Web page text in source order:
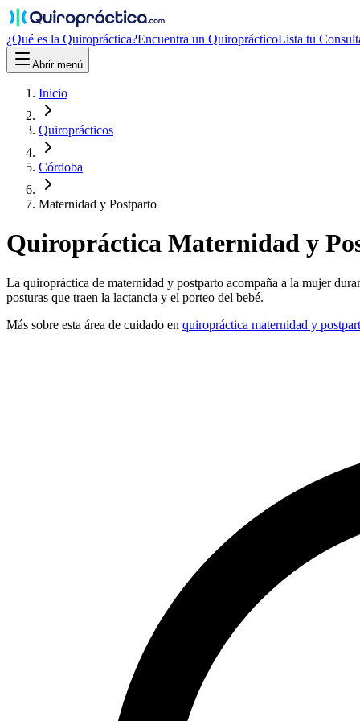
¿Qué es la Quiropráctica?Encuentra un QuiroprácticoLista tu
Abrir menú
Inicio
Quiroprácticos
Córdoba
Maternidad y Postparto
Quiropráctica Maternidad y
La quiropráctica de maternidad y postparto acompaña a la mujer
posturas que traen la lactancia y el porteo del bebé.
Más sobre esta área de cuidado en quiropráctica maternidad y